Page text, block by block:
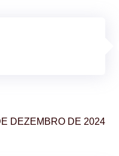
DEZEMBRO DE 2024